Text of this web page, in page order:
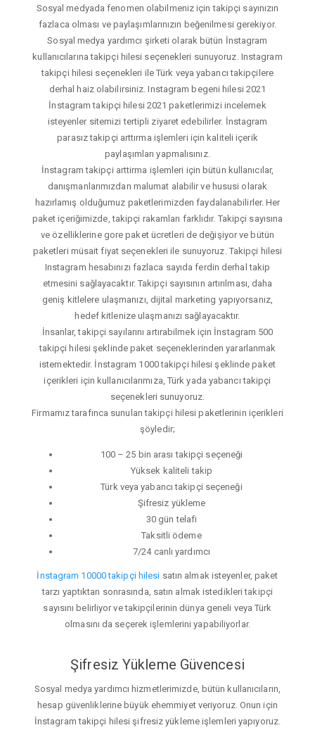
Sosyal medyada fenomen olabilmeniz için takipçi sayınızın
fazlaca olması ve paylaşımlarınızın beğenilmesi gerekiyor.
Sosyal medya yardımcı şirketi olarak bütün İnstagram
kullanıcılarına takipçi hilesi seçenekleri sunuyoruz. Instagram
takipçi hilesi seçenekleri ile Türk veya yabancı takipçilere
derhal haiz olabilirsiniz. Instagram begeni hilesi 2021
İnstagram takipçi hilesi 2021 paketlerimizi incelemek
isteyenler sitemizi tertipli ziyaret edebilirler. İnstagram
parasız takipçi arttırma işlemleri için kaliteli içerik
paylaşımları yapmalısınız.
İnstagram takipçi arttirma işlemleri için bütün kullanıcılar,
danışmanlarımızdan malumat alabilir ve hususi olarak
hazırlamış olduğumuz paketlerimizden faydalanabilirler. Her
paket içeriğimizde, takipçi rakamları farklıdır. Takipçi sayısına
ve özelliklerine gore paket ücretleri de değişiyor ve bütün
paketleri müsait fiyat seçenekleri ile sunuyoruz. Takipçi hilesi
Instagram hesabınızı fazlaca sayıda ferdin derhal takip
etmesini sağlayacaktır. Takipçi sayısının artırılması, daha
geniş kitlelere ulaşmanızı, dijital marketing yapıyorsanız,
hedef kitlenize ulaşmanızı sağlayacaktır.
İnsanlar, takipçi sayılarını artırabilmek için İnstagram 500
takipçi hilesi şeklinde paket seçeneklerinden yararlanmak
istemektedir. İnstagram 1000 takipçi hilesi şeklinde paket
içerikleri için kullanıcılarımıza, Türk yada yabancı takipçi
seçenekleri sunuyoruz.
Firmamız tarafınca sunulan takipçi hilesi paketlerinin içerikleri
şöyledir;
100 – 25 bin arası takipçi seçeneği
Yüksek kaliteli takip
Türk veya yabancı takipçi seçeneği
Şifresiz yükleme
30 gün telafi
Taksitli ödeme
7/24 canlı yardımcı
İnstagram 10000 takipçi hilesi satın almak isteyenler, paket
tarzı yaptıktan sonrasında, satın almak istedikleri takipçi
sayısını belirliyor ve takipçilerinin dünya geneli veya Türk
olmasını da seçerek işlemlerini yapabiliyorlar.
Şifresiz Yükleme Güvencesi
Sosyal medya yardımcı hizmetlerimizde, bütün kullanıcıların,
hesap güvenliklerine büyük ehemmiyet veriyoruz. Onun için
İnstagram takipçi hilesi şifresiz yükleme işlemleri yapıyoruz.